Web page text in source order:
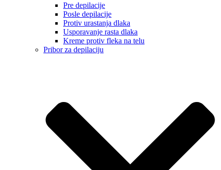
Pre depilacije
Posle depilacije
Protiv urastanja dlaka
Usporavanje rasta dlaka
Kreme protiv fleka na telu
Pribor za depilaciju